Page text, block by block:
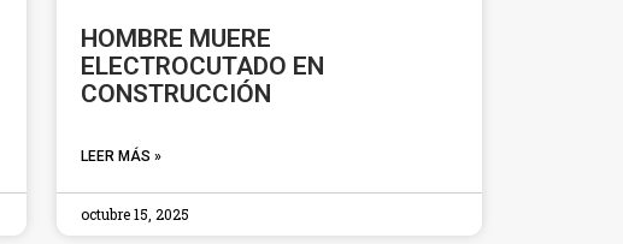
HOMBRE MUERE
ELECTROCUTADO EN
CONSTRUCCIÓN
LEER MÁS »
octubre 15, 2025